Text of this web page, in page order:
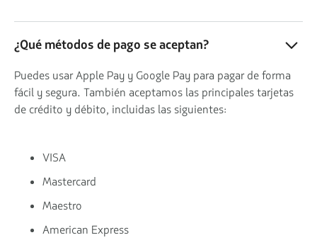
¿Qué métodos de pago se aceptan?
Puedes usar Apple Pay y Google Pay para pagar de forma
fácil y segura. También aceptamos las principales tarjetas
de crédito y débito, incluidas las siguientes:
VISA
Mastercard
Maestro
American Express